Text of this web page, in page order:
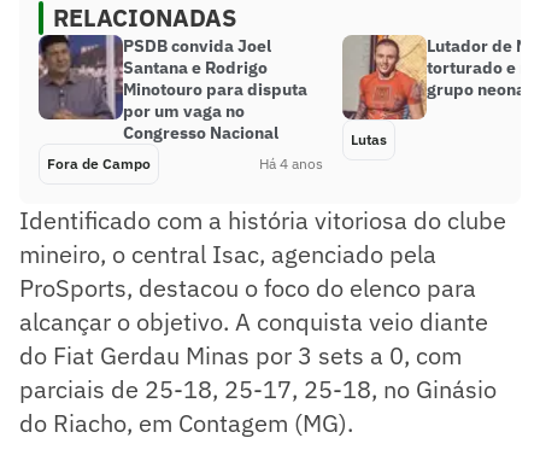
RELACIONADAS
PSDB convida Joel
Santana e Rodrigo
Minotouro para disputa
por um vaga no
Congresso Nacional
Fora de Campo Há 4 anos
Lutador de
torturado e
grupo
Lutas
Identificado com a história vitoriosa do clube
mineiro, o central Isac, agenciado pela
ProSports, destacou o foco do elenco para
alcançar o objetivo. A conquista veio diante
do Fiat Gerdau Minas por 3 sets a 0, com
parciais de 25-18, 25-17, 25-18, no Ginásio
do Riacho, em Contagem (MG).